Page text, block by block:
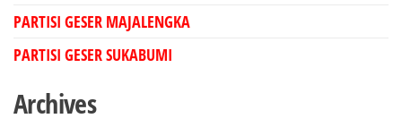
PARTISI GESER MAJALENGKA
PARTISI GESER SUKABUMI
Archives